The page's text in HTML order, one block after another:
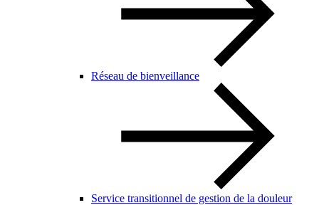
Réseau de bienveillance
Service transitionnel de gestion de la douleur